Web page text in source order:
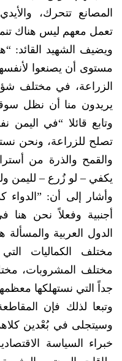
المصانع تتحرك،
تعمل معهم ليس هناك
ويضيف الشهيد القائد:
مستوى أن يصنعوا
الزراعة، في مختلف
يريدون منا أن نظل
وتابع قائلا “في
تصلح للزراعة، ونحن
والقمح والذرة من
يكفي – لو زُرع – لليمن
وأشار إلى أن:
أجنبية وفعلاً نحن هنا
الدول العربية والمسألة
مختلف الكماليات
مختلف المشروبات،
جداً التي نستهلكها
وتبعا لذلك فإن
وسيتجلى في بُعْدين
خبراء السياسة